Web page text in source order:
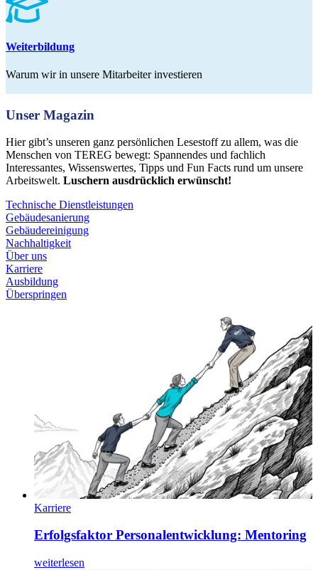
Weiterbildung
Warum wir in unsere Mitarbeiter investieren
Unser Magazin
Hier gibt’s unseren ganz persönlichen Lesestoff zu allem, was die
Menschen von TEREG bewegt: Spannendes und fachlich
Interessantes, Wissenswertes, Tipps und Fun Facts rund um unsere
Arbeitswelt. Luschern ausdrücklich erwünscht!
Technische Dienstleistungen
Gebäudesanierung
Gebäudereinigung
Nachhaltigkeit
Über uns
Karriere
Ausbildung
Überspringen
Karriere
Erfolgsfaktor Personalentwicklung: Mentoring
weiterlesen